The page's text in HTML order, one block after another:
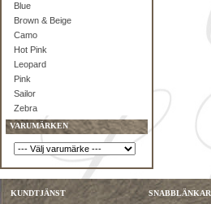
Blue
Brown & Beige
Camo
Hot Pink
Leopard
Pink
Sailor
Zebra
VARUMÄRKEN
KUNDTJÄNST SNABBLÄNKAR